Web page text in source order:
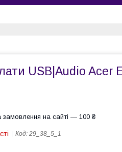
USB|Audio Acer
замовлення на сайті — 100 ₴
Код: 29_38_5_1